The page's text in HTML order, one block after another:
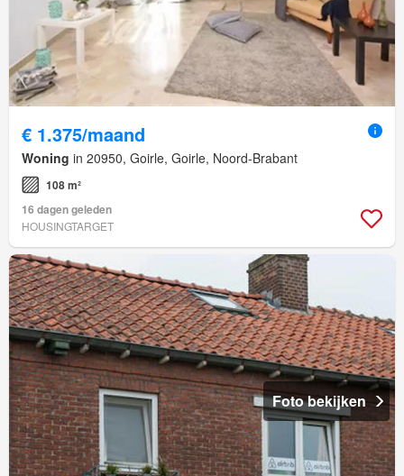
€ 1.375/maand
Woning in 20950, Goirle, Goirle, Noord-Brabant
108 m²
16 dagen geleden
HOUSINGTARGET
Foto bekijken